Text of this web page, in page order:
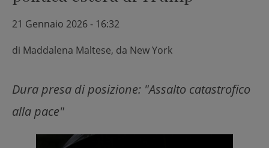
21 Gennaio 2026 - 16:32
di Maddalena Maltese, da New York
Dura presa di posizione: "Assalto catastrofico
alla pace"